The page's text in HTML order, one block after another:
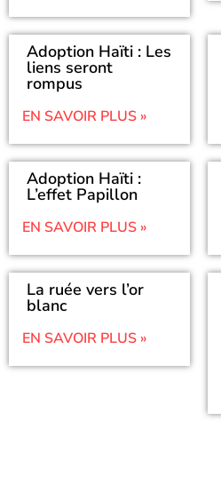
Adoption Haïti : Les
liens seront
rompus
EN SAVOIR PLUS »
Adoption Haïti :
L’effet Papillon
EN SAVOIR PLUS »
La ruée vers l’or
blanc
EN SAVOIR PLUS »